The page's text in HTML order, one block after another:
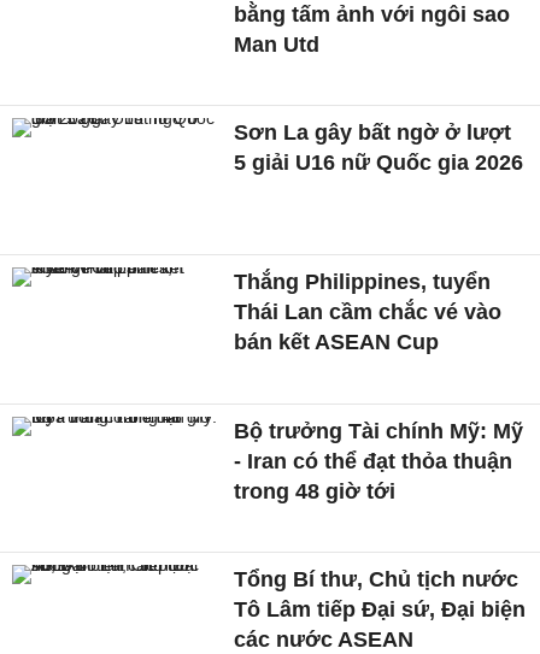
bằng tấm ảnh với ngôi sao
Man Utd
Sơn La gây bất ngờ ở lượt
5 giải U16 nữ Quốc gia 2026
Thắng Philippines, tuyển
Thái Lan cầm chắc vé vào
bán kết ASEAN Cup
Bộ trưởng Tài chính Mỹ: Mỹ
- Iran có thể đạt thỏa thuận
trong 48 giờ tới
Tổng Bí thư, Chủ tịch nước
Tô Lâm tiếp Đại sứ, Đại biện
các nước ASEAN